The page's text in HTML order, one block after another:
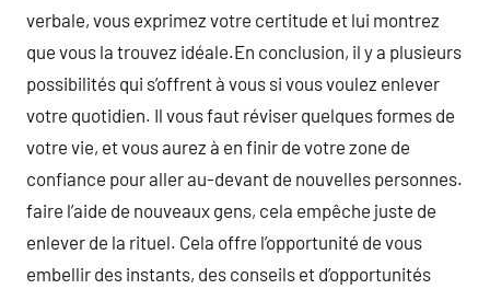
verbale, vous exprimez votre certitude et lui montrez
que vous la trouvez idéale.En conclusion, il y a plusieurs
possibilités qui s’offrent à vous si vous voulez enlever
votre quotidien. Il vous faut réviser quelques formes de
votre vie, et vous aurez à en finir de votre zone de
confiance pour aller au-devant de nouvelles personnes.
faire l’aide de nouveaux gens, cela empêche juste de
enlever de la rituel. Cela offre l’opportunité de vous
embellir des instants, des conseils et d’opportunités